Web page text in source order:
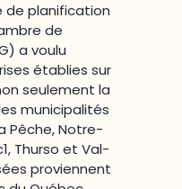
de planification
de
a voulu
établies sur
seulement la
municipalités
Pêche, Notre-
Thurso et Val-
proviennent